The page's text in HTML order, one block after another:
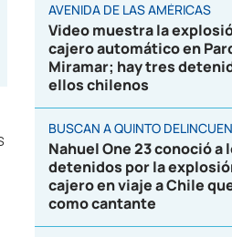
AVENIDA DE LAS AMÉRICAS
Video muestra la
cajero automático en
Miramar; hay tres
ellos chilenos
BUSCAN A QUINTO
Nahuel One 23 conoció a
detenidos por la
cajero en viaje a Chile
como cantante